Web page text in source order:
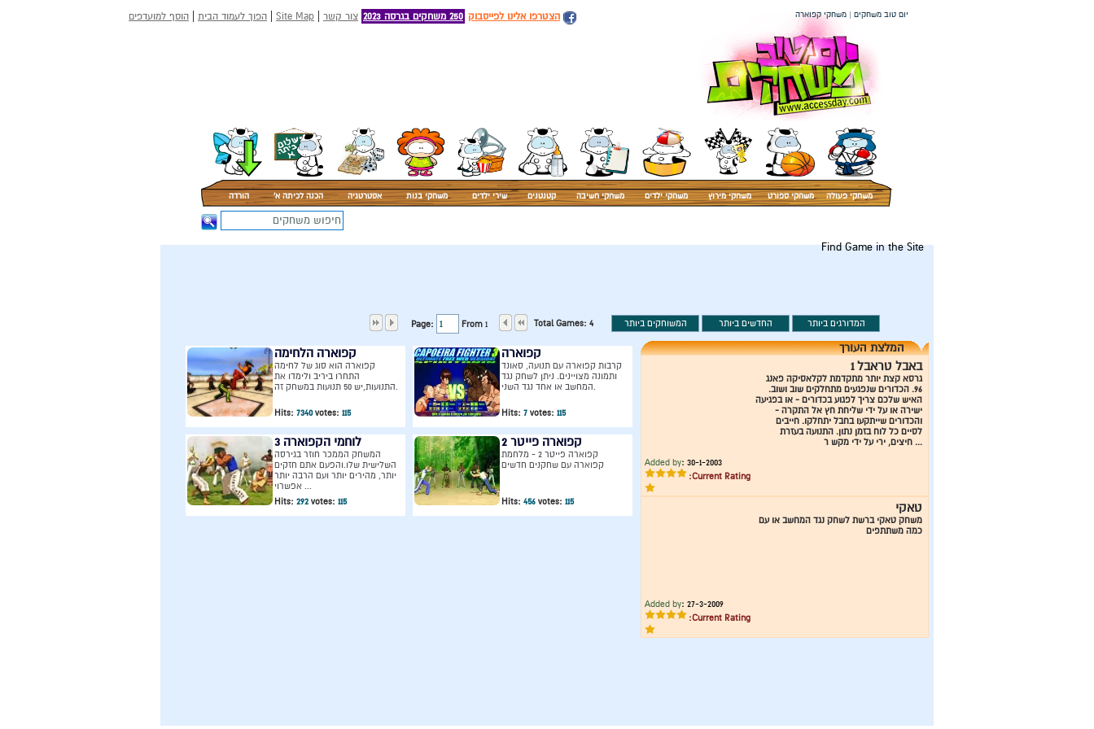
יום טוב משחקים | משחקי קפוארה הפוך לעמוד הבית | הוסף למועדפים | Site Map | צור קשר 250 משחקים בגרסה 2023 הצטרפו אלינו לפייסבוק
משחקי פעולה משחקי ספורט משחקי מירוץ משחקי ילדים משחקי חשיבה קטנטנים שירי ילדים משחקי בנות אסטרטגיה הכנה לכיתה א' הורדה
Find Game in the Site
Page: From 1 Total Games: 4
קפוארה הלחימה
קפוארה הוא סוג של לחימה
התחרו ביריב ולימדו את
התנועות,יש 50 תנועות במשחק זה.
Hits: 7340votes: 115
קפוארה
קרבות קפוארה עם תנועה, סאונד
ותמונה מצויינים. ניתן לשחק נגד
המחשב או אחד נגד השני.
Hits: 7 votes: 115
לוחמי הקפוארה 3
המשחק הממכר חוזר בגירסה
השלישית שלו.והפעם אתם חזקים
יותר, מהירים יותר ועם הרבה יותר
אפשרוי ...
Hits: 292 votes: 115
קפוארה פייטר 2
קפוארה פייטר 2 - מלחמת
קפוארה עם שחקנים חדשים
Hits: 456 votes: 115
המלצת העורך
באבל טראבל 1
גרסא קצת יותר מתקדמת לקלאסיקה פאנג
96. הכדורים שנפגעים מתחלקים שוב ושוב.
האיש שלכם צריך לפגוע בכדורים - או בפגיעה
ישירה או על ידי שליחת חץ אל התקרה -
והכדורים שייתקעו בחבל יתחלקו. חייבים
לסיים כל לוח בזמן נתון. התנועה בעזרת
חיצים, ירי על ידי מקש ר ...
Added by: 30-1-2003
Current Rating:
טאקי
משחק טאקי ברשת לשחק נגד המחשב או עם
כמה משתתפים
Added by: 27-3-2009
Current Rating: